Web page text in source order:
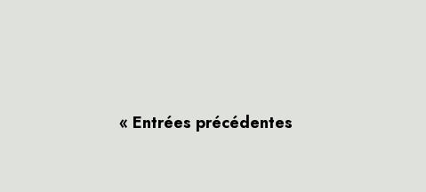
« Entrées précédentes